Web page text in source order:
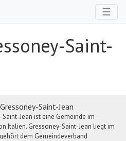
☰
Saint-
Saint-Jean
Saint-Jean ist eine Gemeinde im
Italien. Gressoney-Saint-Jean liegt im
dem Gemeindeverband